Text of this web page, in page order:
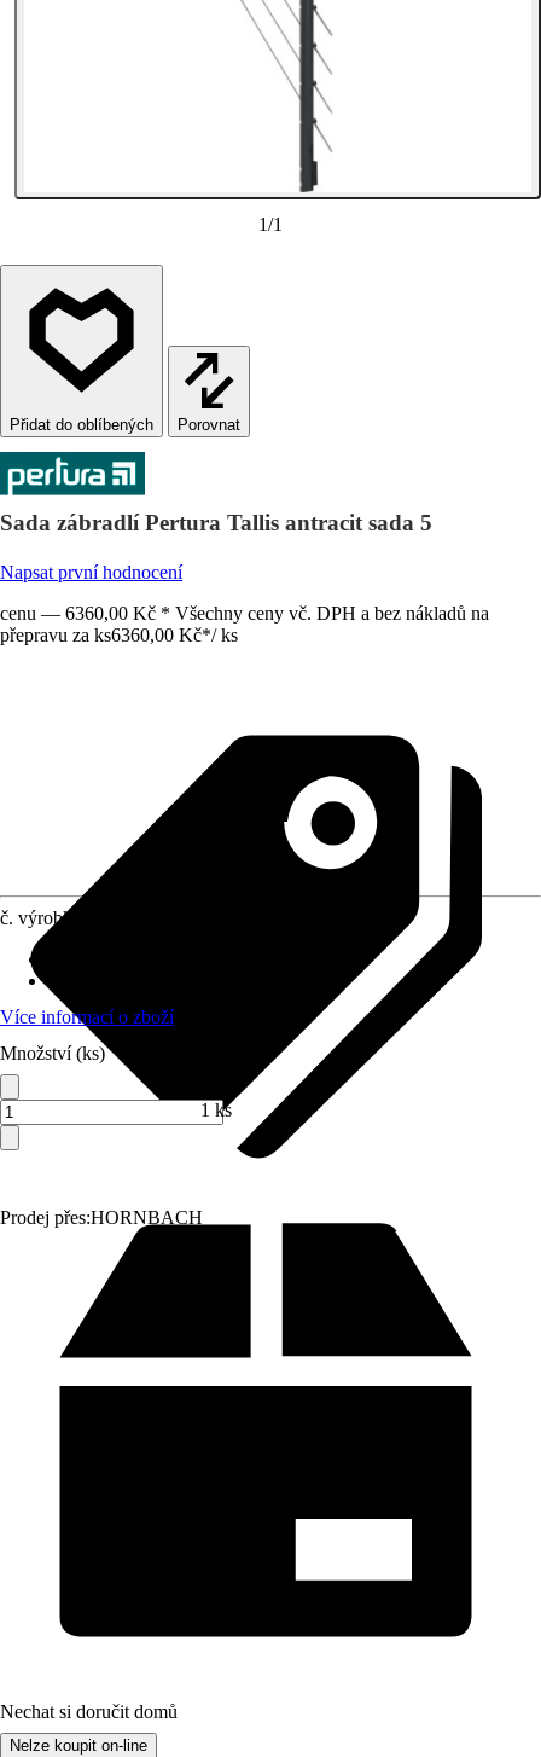
1/1
Porovnat
Sada zábradlí Pertura Tallis antracit sada 5
Napsat první hodnocení
cenu — 6360,00 Kč * Všechny ceny vč. DPH a bez nákladů na
přepravu za ks6360,00 Kč*/ ks
Prodej přes:HORNBACH
č. výrobku
Více informací o zboží
Množství (ks)
1 ks
Nechat si doručit domů
Nelze koupit on-line